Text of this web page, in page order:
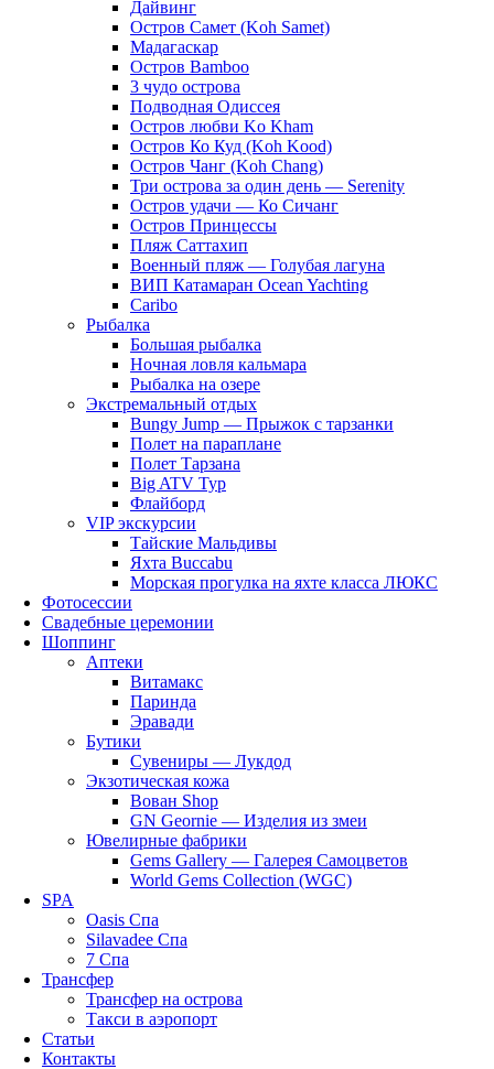
Дайвинг
Остров Самет (Koh Samet)
Мадагаскар
Остров Bamboo
3 чудо острова
Подводная Одиссея
Остров любви Ko Kham
Остров Ко Куд (Koh Kood)
Остров Чанг (Koh Chang)
Три острова за один день — Serenity
Остров удачи — Ко Сичанг
Остров Принцессы
Пляж Саттахип
Военный пляж — Голубая лагуна
ВИП Катамаран Ocean Yachting
Caribo
Рыбалка
Большая рыбалка
Ночная ловля кальмара
Рыбалка на озере
Экстремальный отдых
Bungy Jump — Прыжок с тарзанки
Полет на параплане
Полет Тарзана
Big ATV Тур
Флайборд
VIP экскурсии
Тайские Мальдивы
Яхта Buccabu
Морская прогулка на яхте класса ЛЮКС
Фотосессии
Свадебные церемонии
Шоппинг
Аптеки
Витамакс
Паринда
Эравади
Бутики
Сувениры — Лукдод
Экзотическая кожа
Вован Shop
GN Geornie — Изделия из змеи
Ювелирные фабрики
Gems Gallery — Галерея Самоцветов
World Gems Collection (WGC)
SPA
Oasis Спа
Silavadee Спа
7 Спа
Трансфер
Трансфер на острова
Такси в аэропорт
Статьи
Контакты